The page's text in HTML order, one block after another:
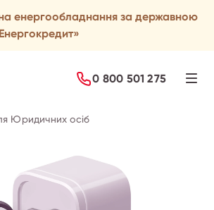
енергообладнання за державною
0 800 501 275
Юридичних осіб